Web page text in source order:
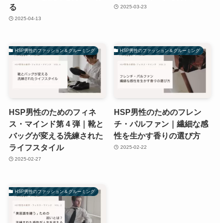
る
2025-04-13
2025-03-23
HSP男性のファッション＆グルーミング
HSP男性のためのフィネ
ス・マインド第 4 弾｜靴と
バッグが変える洗練された
ライフスタイル
2025-02-27
HSP男性のファッション＆グルーミング
HSP男性のためのフレン
チ・パルファン｜繊細な感
性を生かす香りの選び方
2025-02-22
HSP男性のファッション＆グルーミング